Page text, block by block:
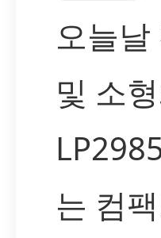
오늘
및 소
는 컴